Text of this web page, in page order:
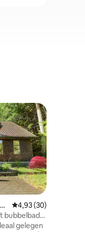
Gemiddelde
4,93 (30)
bubbelbad
gelegen